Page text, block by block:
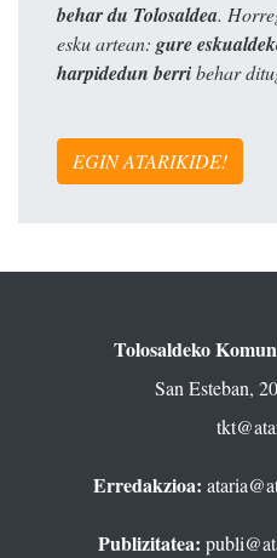
behar du Tolosaldea.
esku artean: gure
harpidedun berribehar
EGIN ATARIKIDE!
Tolosaldeko
San Esteban,
Erredakzioa:
Publizitatea: